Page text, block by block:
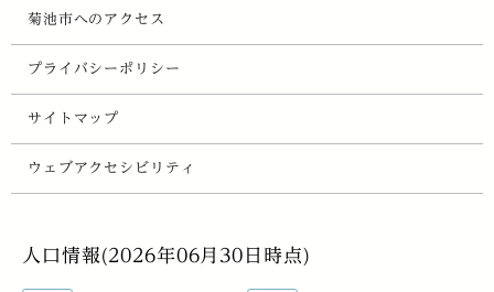
菊池市へのアクセス
プライバシーポリシー
サイトマップ
ウェブアクセシビリティ
人口情報(2026年06月30日時点)